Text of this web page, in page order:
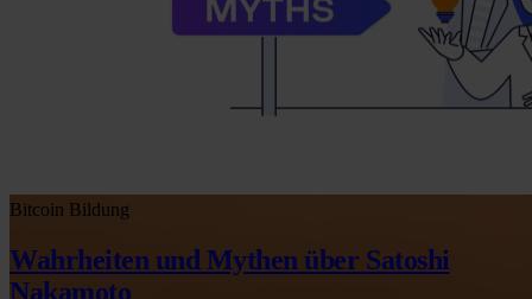
Bitcoin Bildung
Wahrheiten und Mythen über Satoshi
Nakamoto